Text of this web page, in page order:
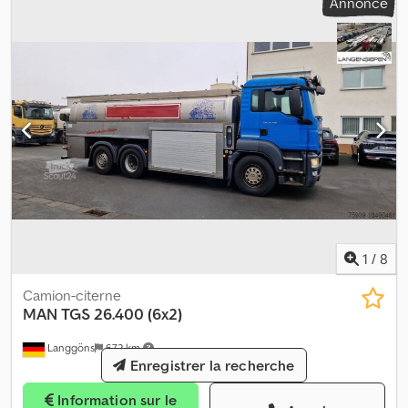
1 / 8
Langgöns 672 km
Camion-citerne
MAN TGS 26.400 (6x2)
Enregistrer la recherche